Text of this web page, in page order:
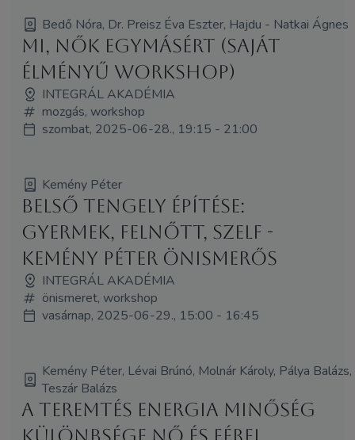
Bedő Nóra, Dr. Preisz Éva Eszter, Hajdu - Natkai Ágnes
Mi, Nők Egymásért (Saját
élményű workshop)
INTEGRÁL AKADÉMIA
mozgás, workshop
szombat, 2025-06-28., 19:15 - 21:00
Kemény Péter
Belső tengely építése:
gyermek, felnőtt, szelf -
Kemény Péter Önismerős
INTEGRÁL AKADÉMIA
önismeret, workshop
vasárnap, 2025-06-29., 15:00 - 16:45
Kemény Péter, Lévai Brúnó, Molnár Károly, Pálya Balázs,
Teszár Balázs
A teremtés energia minőség